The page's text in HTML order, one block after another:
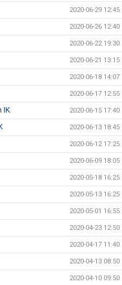
2020-06-29 12:45
2020-06-26 12:40
2020-06-22 19:30
2020-06-21 13:15
2020-06-18 14:07
2020-06-17 12:55
IK 2020-06-15 17:40
2020-06-13 18:45
2020-06-12 17:25
2020-06-09 18:05
2020-05-18 16:25
2020-05-13 16:25
2020-05-01 16:55
2020-04-23 12:50
2020-04-17 11:40
2020-04-13 08:50
2020-04-10 09:50